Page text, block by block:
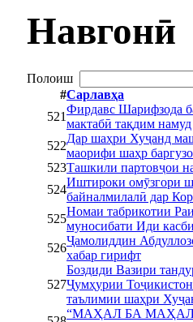
Навгонӣ
Полоиш
#Сарлавҳа
521
Фирдавс Шарифзода
мактабӣ тақдим намуд
522
Дар шаҳри Хуҷанд
маорифи шаҳр
523Ташкили партовҷои
524
Иштироки омӯзгори
байналмилалӣ дар
525
Номаи табрикотии
муносибати Иди
526
Ҷамолиддин
хабар гирифт
527
Боздиди Вазири
Ҷумҳурии
таълимии шаҳри
“МАҲАЛ БА